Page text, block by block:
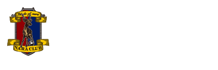
バモス
ビクトリーロード
HOMEGAME